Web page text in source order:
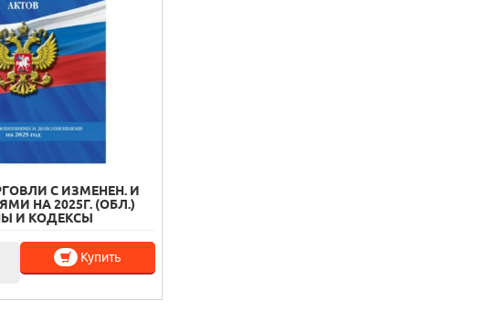
С ИЗМЕНЕН. И
НА 2025Г. (ОБЛ.)
И КОДЕКСЫ
Купить